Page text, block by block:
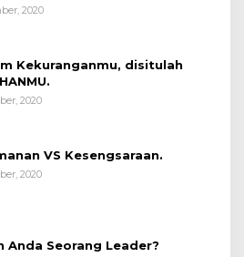
2020
Kekuranganmu, disitulah
2020
VS Kesengsaraan.
2020
Anda Seorang Leader?